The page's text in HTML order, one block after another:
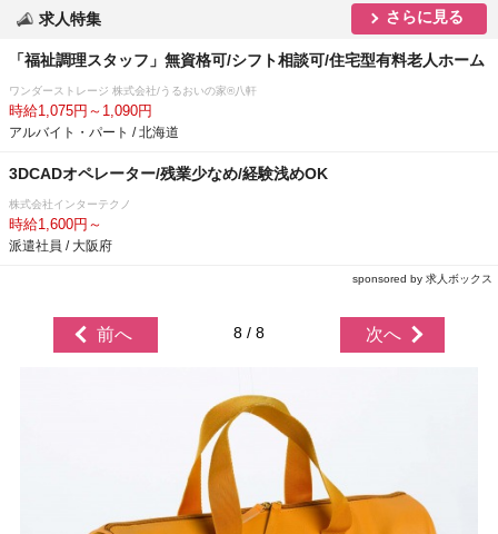
求人特集 さらに見る
「福祉調理スタッフ」無資格可/シフト相談可/住宅型有料老人ホーム
ワンダーストレージ 株式会社/うるおいの家®八軒
時給1,075円～1,090円
アルバイト・パート / 北海道
3DCADオペレーター/残業少なめ/経験浅めOK
株式会社インターテクノ
時給1,600円～
派遣社員 / 大阪府
sponsored by 求人ボックス
前へ 8 / 8 次へ